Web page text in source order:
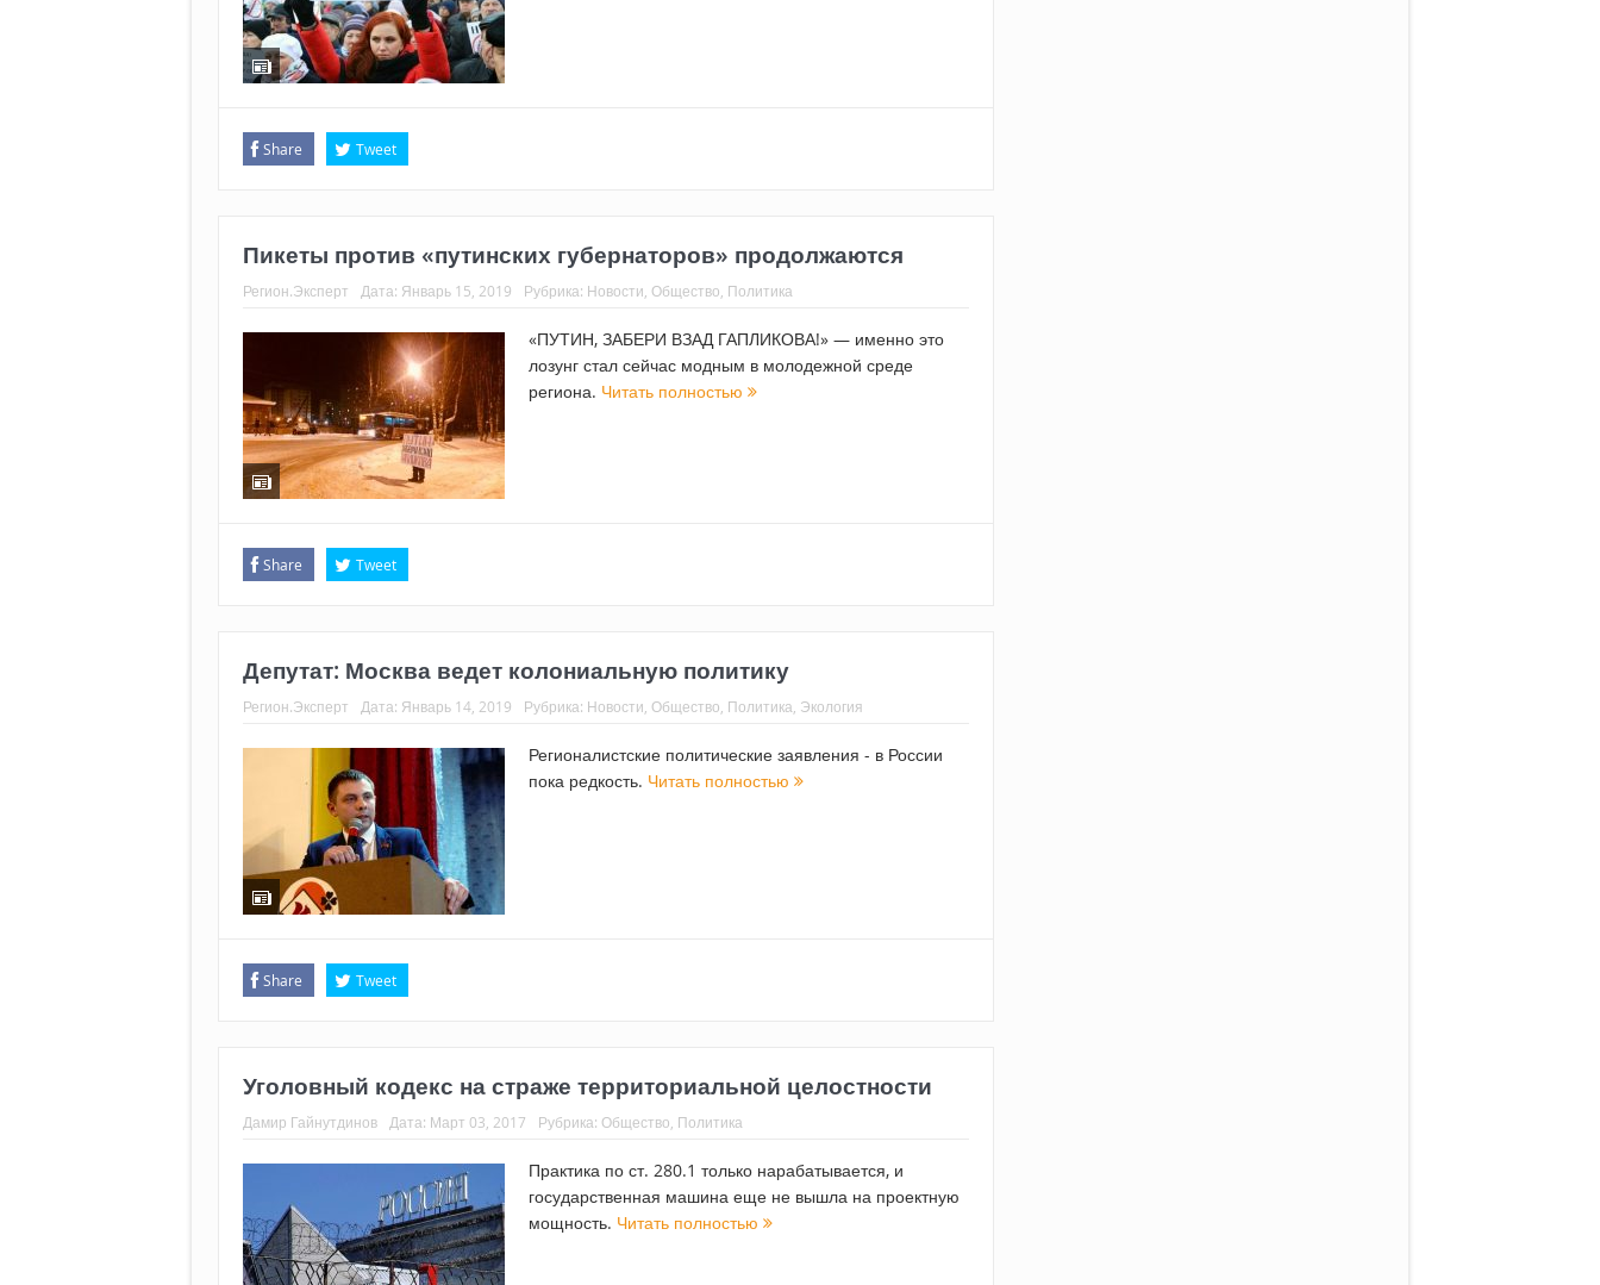
Share Tweet
Пикеты против «путинских губернаторов» продолжаются
Регион.Эксперт Дата: Январь 15, 2019 Рубрика: Новости Общество Политика
«ПУТИН, ЗАБЕРИ ВЗАД ГАПЛИКОВА!» — именно это
лозунг стал сейчас модным в молодежной среде
региона. Читать полностью
Share Tweet
Депутат: Москва ведет колониальную политику
Регион.Эксперт Дата: Январь 14, 2019 Рубрика: Новости Общество Политика Экология
Регионалистские политические заявления - в России
пока редкость. Читать полностью
Share Tweet
Уголовный кодекс на страже территориальной целостности
Дамир Гайнутдинов Дата: Март 03, 2017 Рубрика: Общество Политика
Практика по ст. 280.1 только нарабатывается, и
государственная машина еще не вышла на проектную
мощность. Читать полностью